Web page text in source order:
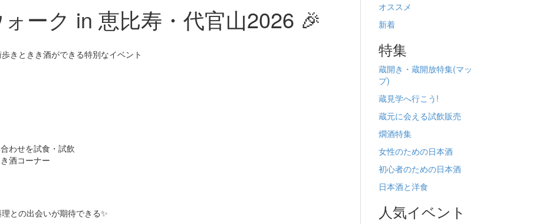
ーク in 恵比寿・代官山2026 🎉
きときき酒ができる特別なイベント
わせを試食・試飲
酒コーナー
との出会いが期待できる✨
オススメ
新着
特集
蔵開き・蔵開放特集(マッ
プ)
蔵見学へ行こう!
蔵元に会える試飲販売
燗酒特集
女性のための日本酒
初心者のための日本酒
日本酒と洋食
人気イベント